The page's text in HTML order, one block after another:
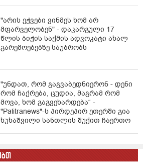
კოდექსის 236-ე, 260-
მიმდინარეობს“, -
"არის ეჭვები ვინმეს ხომ არ
მფარველობენ" - დაკარგული 17
წლის ბიჭის საქმის ადვოკატი ახალ
გარემოებებზე საუბრობს
"უნდათ, რომ გაგვაბედნიერონ - დენი
რომ ჩაქრება, ცუდია, მაგრამ რომ
მოვა, ხომ გაგვეხარდება“ -
"Palitranews"-ს პირდეპირ ეთერში გია
ხუხაშვილი სანთლის შუქით ჩაერთო